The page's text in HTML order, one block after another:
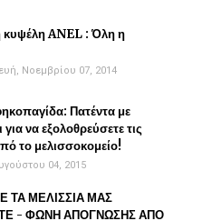
κυψέλη ANEL : Όλη η
Νοεμβρίου 07, 2014
Πατέντα με
να εξολοθρεύσετε τις
το μελισσοκομείο!
04, 2015
ΤΑ ΜΕΛΙΣΣΙΑ ΜΑΣ
- ΦΩΝΗ ΑΠΟΓΝΩΣΗΣ ΑΠΟ